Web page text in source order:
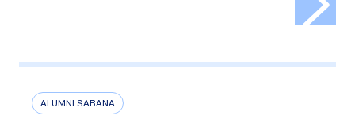
ALUMNI SABANA